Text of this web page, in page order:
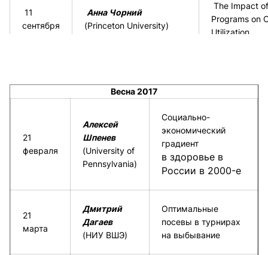
11
сентября
Анна Чорний
(Princeton University)
The Impact
Programs on
Utilization
ноября
(Columbia University)
in Online
Весна 2017
21
февраля
Алексей
Шпенев
(University of
Pennsylvania)
Социально-
экономический
градиент
в здоровье в
России в 2000-е
21
марта
Дмитрий
Дагаев
(НИУ ВШЭ)
Оптимальные
посевы в турнирах
на выбывание